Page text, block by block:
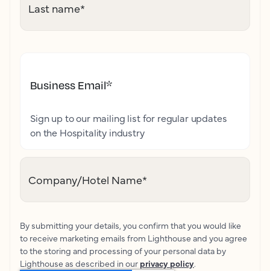
Last name*
Business Email*
Sign up to our mailing list for regular updates
on the Hospitality industry
Company/Hotel Name*
By submitting your details, you confirm that you would like
to receive marketing emails from Lighthouse and you agree
to the storing and processing of your personal data by
Lighthouse as described in our privacy policy.